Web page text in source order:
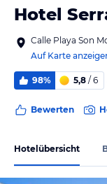
Hotel
Calle Playa Son
Auf Karte
98% 5,8 / 6
Bewerten
Hotelübersicht